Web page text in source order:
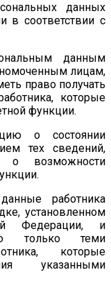
данных
в соответствии с
данным
лицам,
право получать
которые
функции.
о состоянии
тех сведений,
о возможности
работника
установленном
Федерации, и
только теми
которые
указанными